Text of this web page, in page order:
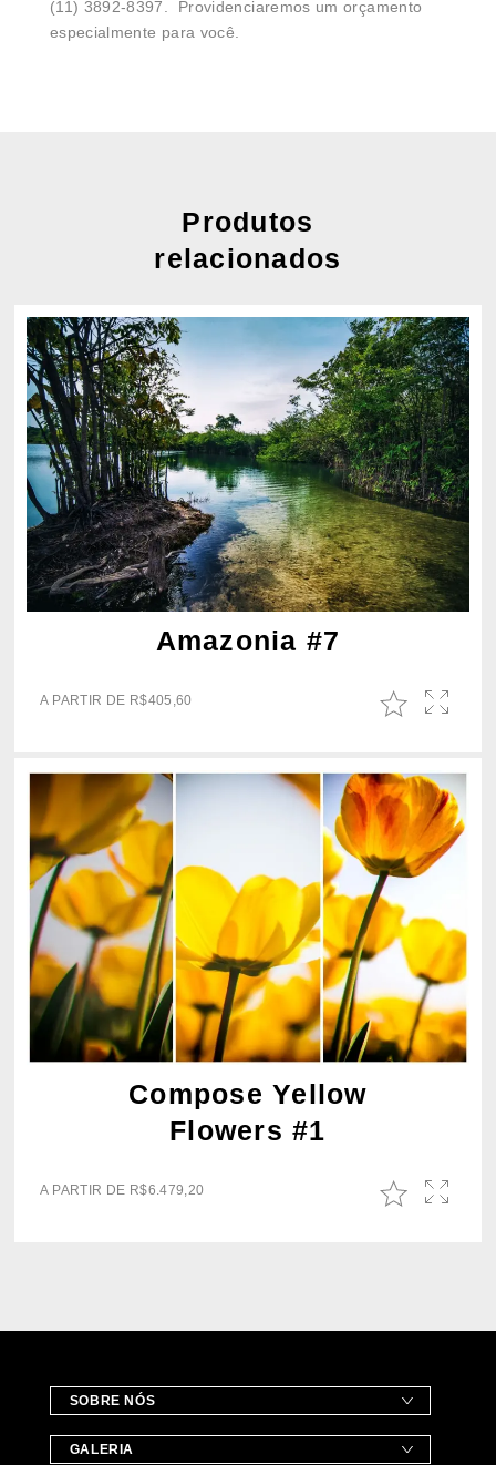
(11) 3892-8397. Providenciaremos um orçamento
especialmente para você.
Produtos
relacionados
Amazonia #7
A PARTIR DE R$405,60
Compose Yellow
Flowers #1
A PARTIR DE R$6.479,20
SOBRE NÓS
GALERIA